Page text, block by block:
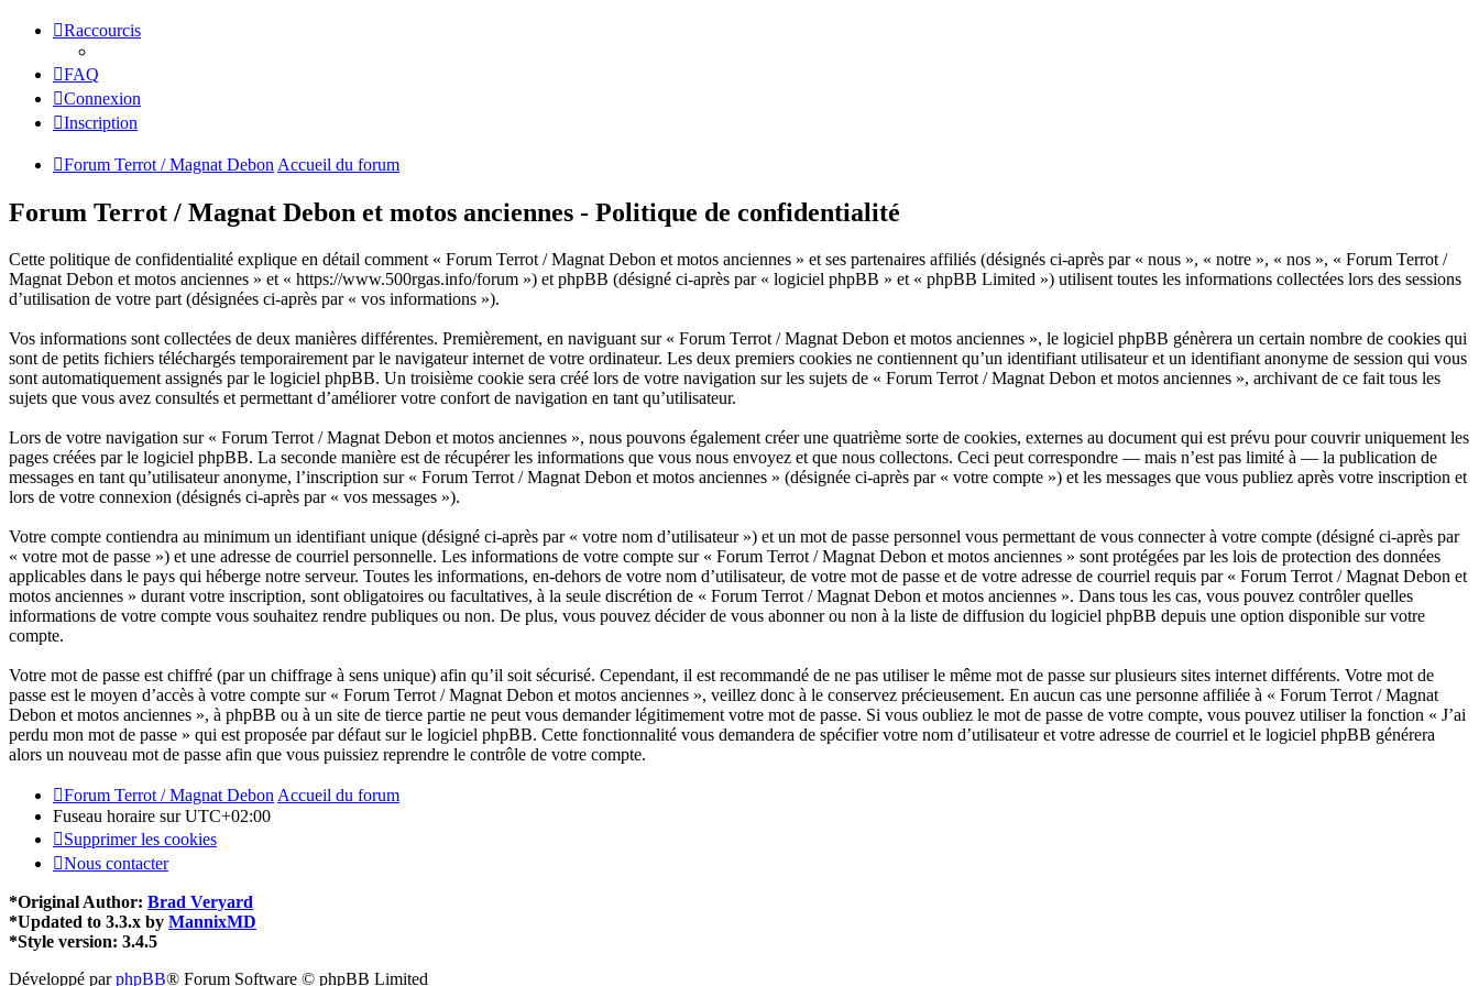
Raccourcis
FAQ
Connexion
Inscription
Forum Terrot / Magnat Debon Accueil du forum
Forum Terrot / Magnat Debon et motos anciennes - Politique de confidentialité
Cette politique de confidentialité explique en détail comment « Forum Terrot / Magnat Debon et motos anciennes » et ses partenaires affiliés (désignés ci-après par « nous », « notre », « nos », « Forum Terrot /
Magnat Debon et motos anciennes » et « https://www.500rgas.info/forum ») et phpBB (désigné ci-après par « logiciel phpBB » et « phpBB Limited ») utilisent toutes les informations collectées lors des sessions
d’utilisation de votre part (désignées ci-après par « vos informations »).
Vos informations sont collectées de deux manières différentes. Premièrement, en naviguant sur « Forum Terrot / Magnat Debon et motos anciennes », le logiciel phpBB génèrera un certain nombre de cookies qui
sont de petits fichiers téléchargés temporairement par le navigateur internet de votre ordinateur. Les deux premiers cookies ne contiennent qu’un identifiant utilisateur et un identifiant anonyme de session qui vous
sont automatiquement assignés par le logiciel phpBB. Un troisième cookie sera créé lors de votre navigation sur les sujets de « Forum Terrot / Magnat Debon et motos anciennes », archivant de ce fait tous les
sujets que vous avez consultés et permettant d’améliorer votre confort de navigation en tant qu’utilisateur.
Lors de votre navigation sur « Forum Terrot / Magnat Debon et motos anciennes », nous pouvons également créer une quatrième sorte de cookies, externes au document qui est prévu pour couvrir uniquement les
pages créées par le logiciel phpBB. La seconde manière est de récupérer les informations que vous nous envoyez et que nous collectons. Ceci peut correspondre — mais n’est pas limité à — la publication de
messages en tant qu’utilisateur anonyme, l’inscription sur « Forum Terrot / Magnat Debon et motos anciennes » (désignée ci-après par « votre compte ») et les messages que vous publiez après votre inscription et
lors de votre connexion (désignés ci-après par « vos messages »).
Votre compte contiendra au minimum un identifiant unique (désigné ci-après par « votre nom d’utilisateur ») et un mot de passe personnel vous permettant de vous connecter à votre compte (désigné ci-après par
« votre mot de passe ») et une adresse de courriel personnelle. Les informations de votre compte sur « Forum Terrot / Magnat Debon et motos anciennes » sont protégées par les lois de protection des données
applicables dans le pays qui héberge notre serveur. Toutes les informations, en-dehors de votre nom d’utilisateur, de votre mot de passe et de votre adresse de courriel requis par « Forum Terrot / Magnat Debon et
motos anciennes » durant votre inscription, sont obligatoires ou facultatives, à la seule discrétion de « Forum Terrot / Magnat Debon et motos anciennes ». Dans tous les cas, vous pouvez contrôler quelles
informations de votre compte vous souhaitez rendre publiques ou non. De plus, vous pouvez décider de vous abonner ou non à la liste de diffusion du logiciel phpBB depuis une option disponible sur votre
compte.
Votre mot de passe est chiffré (par un chiffrage à sens unique) afin qu’il soit sécurisé. Cependant, il est recommandé de ne pas utiliser le même mot de passe sur plusieurs sites internet différents. Votre mot de
passe est le moyen d’accès à votre compte sur « Forum Terrot / Magnat Debon et motos anciennes », veillez donc à le conservez précieusement. En aucun cas une personne affiliée à « Forum Terrot / Magnat
Debon et motos anciennes », à phpBB ou à un site de tierce partie ne peut vous demander légitimement votre mot de passe. Si vous oubliez le mot de passe de votre compte, vous pouvez utiliser la fonction « J’ai
perdu mon mot de passe » qui est proposée par défaut sur le logiciel phpBB. Cette fonctionnalité vous demandera de spécifier votre nom d’utilisateur et votre adresse de courriel et le logiciel phpBB générera
alors un nouveau mot de passe afin que vous puissiez reprendre le contrôle de votre compte.
Forum Terrot / Magnat Debon Accueil du forum
Fuseau horaire surUTC+02:00
Supprimer les cookies
Nous contacter
*Original Author: Brad Veryard
*Updated to 3.3.x by MannixMD
*Style version: 3.4.5
Développé parphpBB® Forum Software © phpBB Limited